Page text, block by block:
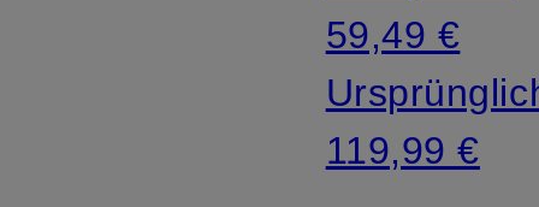
59,49 €
119,99 €